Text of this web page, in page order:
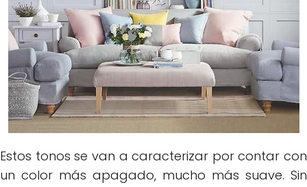
Estos tonos se van a caracterizar por contar con
un color más apagado, mucho más suave. Sin